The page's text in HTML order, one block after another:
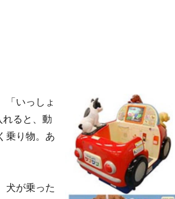
「いっしょ
ると、動
乗り物。あ
犬が乗った